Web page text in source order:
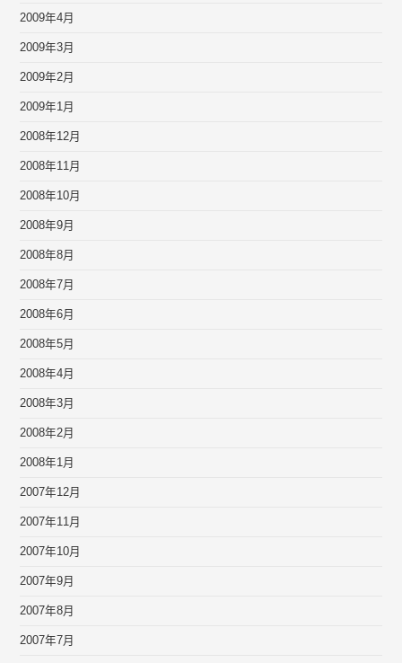
2009年4月
2009年3月
2009年2月
2009年1月
2008年12月
2008年11月
2008年10月
2008年9月
2008年8月
2008年7月
2008年6月
2008年5月
2008年4月
2008年3月
2008年2月
2008年1月
2007年12月
2007年11月
2007年10月
2007年9月
2007年8月
2007年7月